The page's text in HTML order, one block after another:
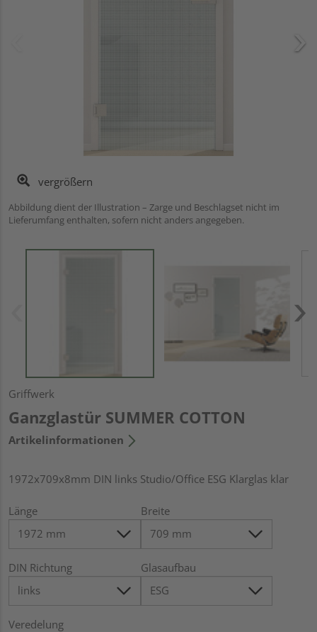
vergrößern
Abbildung dient der Illustration – Zarge und Beschlagset nicht im
Lieferumfang enthalten, sofern nicht anders angegeben.
Griffwerk
Ganzglastür SUMMER COTTON
Artikelinformationen
1972x709x8mm DIN links Studio/Office ESG Klarglas klar
Länge Breite
DIN Richtung Glasaufbau
Veredelung